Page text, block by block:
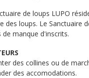
de loups LUPO
loups. Le Sanctuaire
manque d'inscrits.
des collines ou de
des accomodations.